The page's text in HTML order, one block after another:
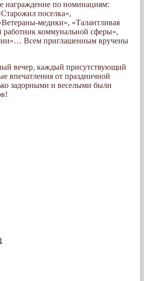
награждение по номинациям:
поселка»,
медики», «Талантливая
коммунальной сферы»,
Всем приглашенным вручены
вечер, каждый присутствующий
впечатления от праздничной
задорными и веселыми были